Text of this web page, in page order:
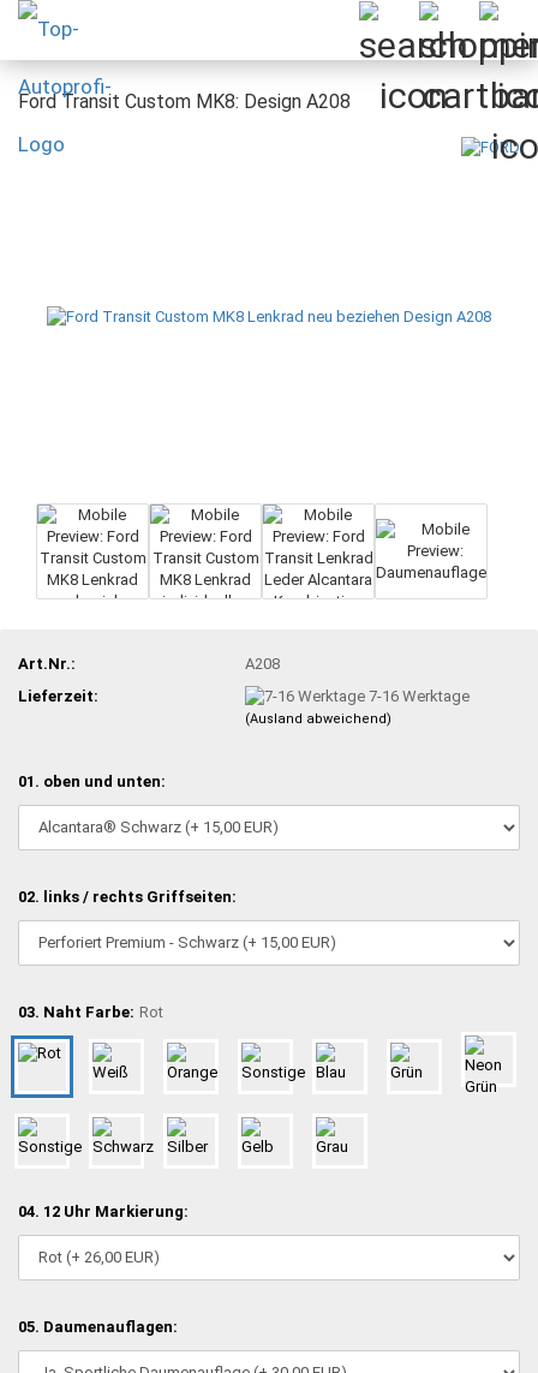
Ford Transit Custom MK8: Design A208
Art.Nr.:
A208
Lieferzeit:
7-16 Werktage
(Ausland abweichend)
01. oben und unten:
02. links / rechts Griffseiten:
03. Naht Farbe: Rot
04. 12 Uhr Markierung:
05. Daumenauflagen: